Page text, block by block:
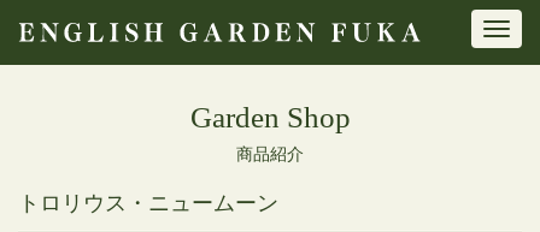
Garden Shop
商品紹介
トロリウス・ニュームーン